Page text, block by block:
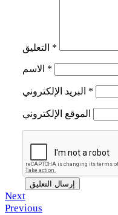
*
*
*
الموقع الإلكتروني
Next
Previous